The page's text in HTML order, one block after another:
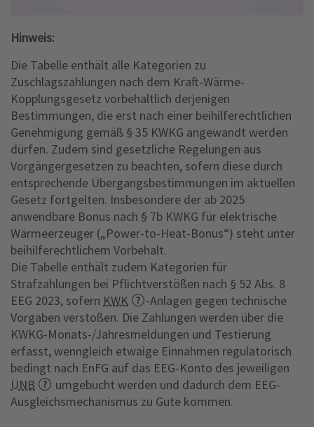
Hinweis:
Die Tabelle enthält alle Kategorien zu
Zuschlagszahlungen nach dem Kraft-Wärme-
Kopplungsgesetz vorbehaltlich derjenigen
Bestimmungen, die erst nach einer beihilferechtlichen
Genehmigung gemäß § 35 KWKG angewandt werden
dürfen. Zudem sind gesetzliche Regelungen aus
Vorgängergesetzen zu beachten, sofern diese durch
entsprechende Übergangsbestimmungen im aktuellen
Gesetz fortgelten. Insbesondere der ab 2025
anwendbare Bonus nach § 7b KWKG für elektrische
Wärmeerzeuger („Power-to-Heat-Bonus“) steht unter
beihilferechtlichem Vorbehalt.
Die Tabelle enthält zudem Kategorien für
Strafzahlungen bei Pflichtverstößen nach § 52 Abs. 8
EEG 2023, sofern KWK
-Anlagen gegen technische
Vorgaben verstoßen. Die Zahlungen werden über die
KWKG-Monats-/Jahresmeldungen und Testierung
erfasst, wenngleich etwaige Einnahmen regulatorisch
bedingt nach EnFG auf das EEG-Konto des jeweiligen
ÜNB
umgebucht werden und dadurch dem EEG-
Ausgleichsmechanismus zu Gute kommen.